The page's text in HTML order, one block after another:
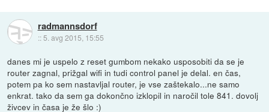
radmannsdorf
:: 5. avg 2015, 15:55
danes mi je uspelo z reset gumbom nekako usposobiti da se je
router zagnal, prižgal wifi in tudi control panel je delal. en čas,
potem pa ko sem nastavljal router, je vse zaštekalo...ne samo
enkrat. tako da sem ga dokončno izklopil in naročil tole 841. dovolj
živcev in časa je že šlo :)